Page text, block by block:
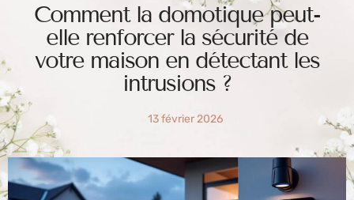
Comment la domotique peut-
elle renforcer la sécurité de
votre maison en détectant les
intrusions ?
13 février 2026